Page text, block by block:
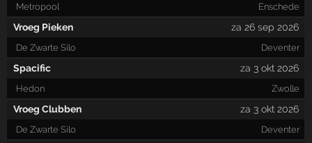
Metropool Enschede
Vroeg Pieken za 26 sep 2026
De Zwarte Silo Deventer
Spacific za 3 okt 2026
Hedon Zwolle
Vroeg Clubben za 3 okt 2026
De Zwarte Silo Deventer